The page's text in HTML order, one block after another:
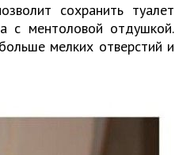
сохранить туалет
с ментоловой отдушкой.
мелких отверстий и